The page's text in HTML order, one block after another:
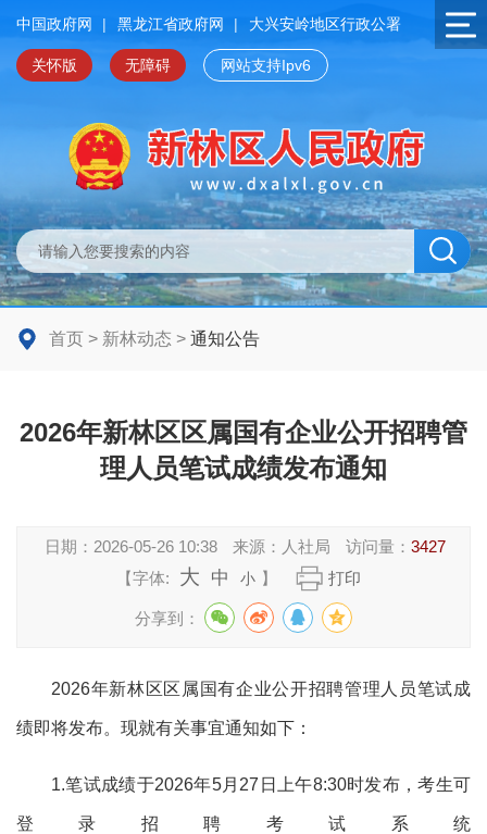
中国政府网 | 黑龙江省政府网 | 大兴安岭地区行政公署
关怀版 无障碍 网站支持Ipv6
首页 > 新林动态 > 通知公告
2026年新林区区属国有企业公开招聘管
理人员笔试成绩发布通知
日期： 2026-05-26 10:38 来源： 人社局 访问量：3427
【字体:
大 中 小 】 打印
分享到：
2026年新林区区属国有企业公开招聘管理人员笔试成
绩即将发布。现就有关事宜通知如下：
1.笔试成绩于2026年5月27 日上午8:30时发布，考生可
登录招聘考试系统